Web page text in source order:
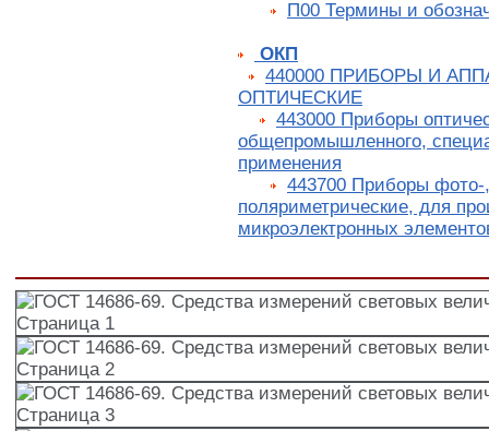
П00 Термины и
ОКП
440000 ПРИБОРЫ И
ОПТИЧЕСКИЕ
443000 Приборы
общепромышленного,
применения
443700 Приборы фото-
поляриметрические, для
микроэлектронных